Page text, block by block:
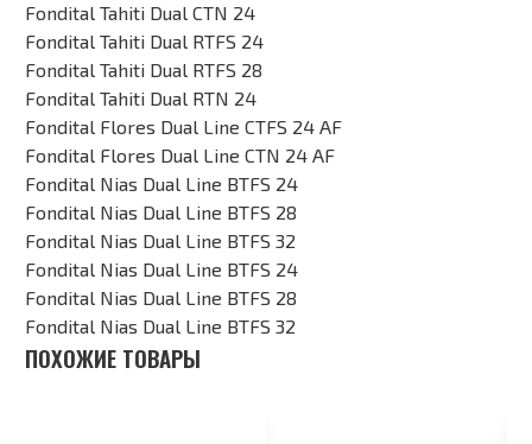
Fondital Tahiti Dual CTN 24
Fondital Tahiti Dual RTFS 24
Fondital Tahiti Dual RTFS 28
Fondital Tahiti Dual RTN 24
Fondital Flores Dual Line CTFS 24 AF
Fondital Flores Dual Line CTN 24 AF
Fondital Nias Dual Line BTFS 24
Fondital Nias Dual Line BTFS 28
Fondital Nias Dual Line BTFS 32
Fondital Nias Dual Line BTFS 24
Fondital Nias Dual Line BTFS 28
Fondital Nias Dual Line BTFS 32
ПОХОЖИЕ ТОВАРЫ